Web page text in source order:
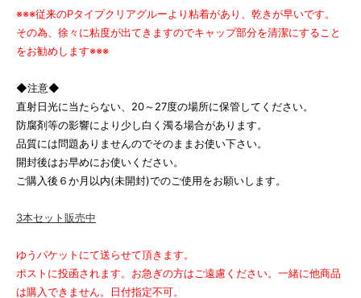
※※※従来のPタイプクリアグルーより粘着があり、乾きが早いです。
その為、徐々に粘度が出てきますのでキャップ部分を清潔にすること
をお勧めします※※※
◆注意◆
直射日光に当たらない、20～27度の場所に保管してください。
防腐剤等の影響により少し白く濁る場合があります。
品質には問題ありませんのでそのままお使い下さい。
開封後はお早めにお使いください。
ご購入後６か月以内(未開封)でのご使用をお願いします。
3本セット販売中
ゆうパケットにて送らせて頂きます。
ポストに投函されます。お急ぎの方はご遠慮ください。一緒に他商品
は購入できません。日付指定不可。